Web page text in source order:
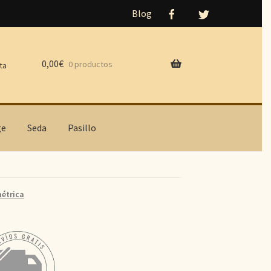
Blog
Seda Pasillo
0,00€ 0 productos